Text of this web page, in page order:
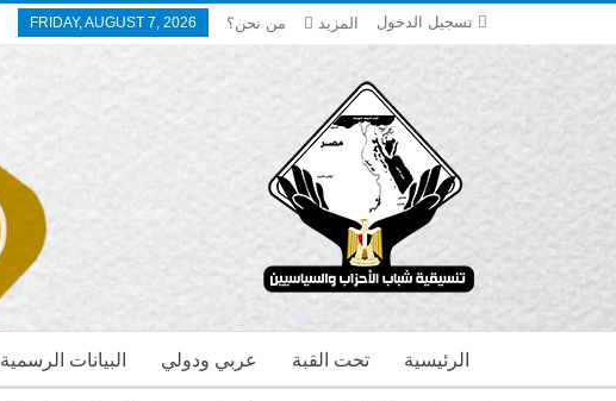
تسجيل الدخول FRIDAY, AUGUST 7, 2026 من نحن؟ المزيد
البيانات الرسمية عربي ودولي تحت القبة الرئيسية